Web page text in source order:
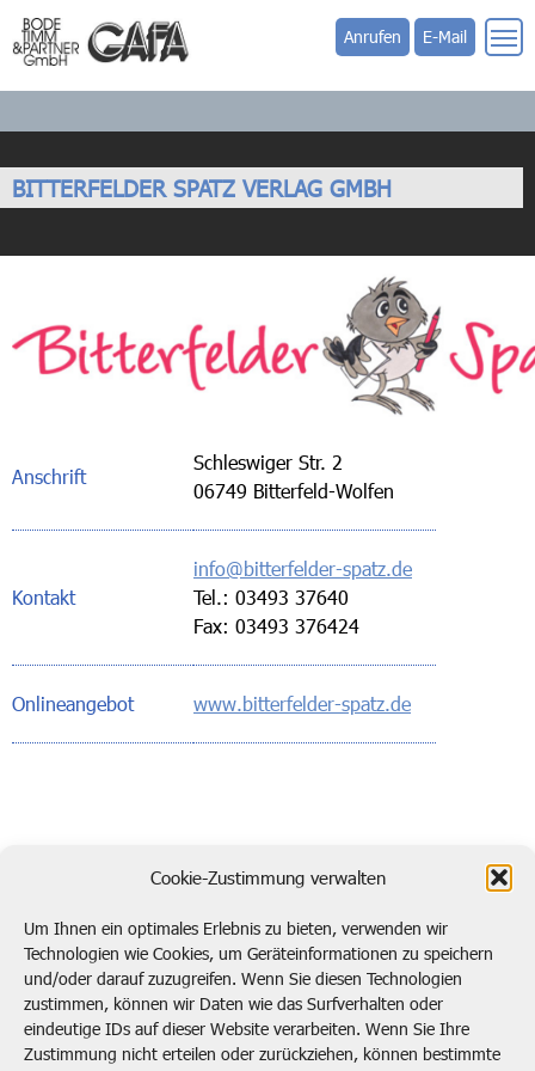
Cookie-Zustimmung verwalten
Um Ihnen ein optimales Erlebnis zu bieten, verwenden wir
Technologien wie Cookies, um Geräteinformationen zu speichern
und/oder darauf zuzugreifen. Wenn Sie diesen Technologien
zustimmen, können wir Daten wie das Surfverhalten oder
eindeutige IDs auf dieser Website verarbeiten. Wenn Sie Ihre
Zustimmung nicht erteilen oder zurückziehen, können bestimmte
Anrufen E-Mail
BITTERFELDER SPATZ VERLAG GMBH
Anschrift
Schleswiger Str. 2
06749 Bitterfeld-Wolfen
Kontakt
info@bitterfelder-spatz.de
Tel.: 03493 37640
Fax: 03493 376424
Onlineangebot www.bitterfelder-spatz.de
zurück zur Übersicht
Kontaktieren Sie uns!
post@btp.de
02104 138920